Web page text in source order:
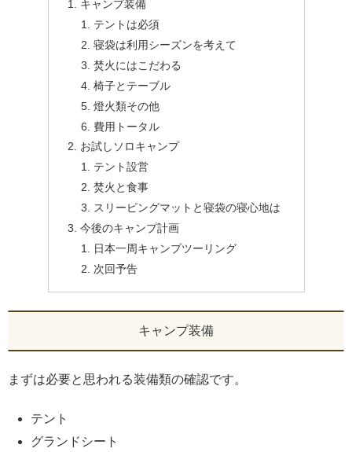
キャンプ装備
テントは必須
寝袋は利用シーズンを考えて
焚火にはこだわる
椅子とテーブル
燈火類その他
費用トータル
お試しソロキャンプ
テント設営
焚火と食事
スリーピングマットと寝袋の寝心地は
今後のキャンプ計画
日本一周キャンプツーリング
次回予告
キャンプ装備
まずは必要と思われる装備類の確認です。
テント
グランドシート